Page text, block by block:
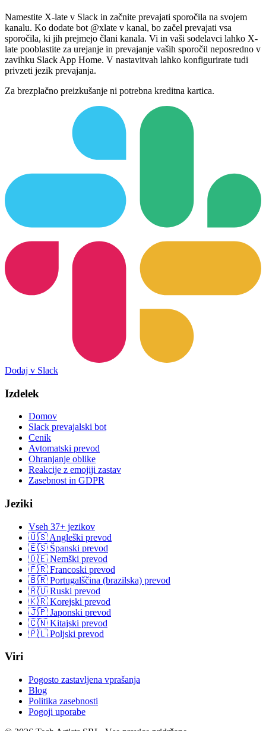
Namestite X-late v Slack in začnite prevajati sporočila na svojem
kanalu. Ko dodate bot @xlate v kanal, bo začel prevajati vsa
sporočila, ki jih prejmejo člani kanala. Vi in vaši sodelavci lahko X-
late pooblastite za urejanje in prevajanje vaših sporočil neposredno v
zavihku Slack App Home. V nastavitvah lahko konfigurirate tudi
privzeti jezik prevajanja.
Za brezplačno preizkušanje ni potrebna kreditna kartica.
Dodaj v Slack
Izdelek
Domov
Slack prevajalski bot
Cenik
Avtomatski prevod
Ohranjanje oblike
Reakcije z emojiji zastav
Zasebnost in GDPR
Jeziki
Vseh 37+ jezikov
🇺🇸 Angleški prevod
🇪🇸 Španski prevod
🇩🇪 Nemški prevod
🇫🇷 Francoski prevod
🇧🇷 Portugalščina (brazilska) prevod
🇷🇺 Ruski prevod
🇰🇷 Korejski prevod
🇯🇵 Japonski prevod
🇨🇳 Kitajski prevod
🇵🇱 Poljski prevod
Viri
Pogosto zastavljena vprašanja
Blog
Politika zasebnosti
Pogoji uporabe